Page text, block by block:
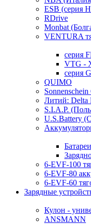
ESB (серия
RDrive
Monbat
VENTURA
серия
VTG -
серия
QUIMO
Литий: Delta
S.I.A.P.
U.S.Battery
6-EVF-100
6-EVF-80
6-EVF-60
Зарядные
Кулон -
ANSMANN